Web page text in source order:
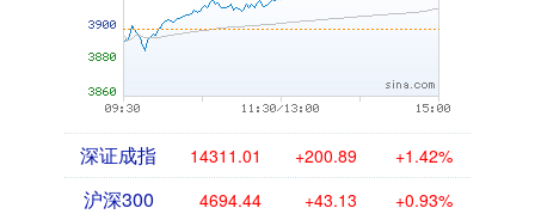
深证成指 14311.01 +200.89 +1.42%
沪深300 4694.44 +43.13 +0.93%